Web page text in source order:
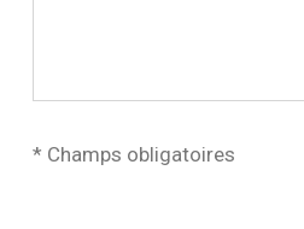
* Champs obligatoires